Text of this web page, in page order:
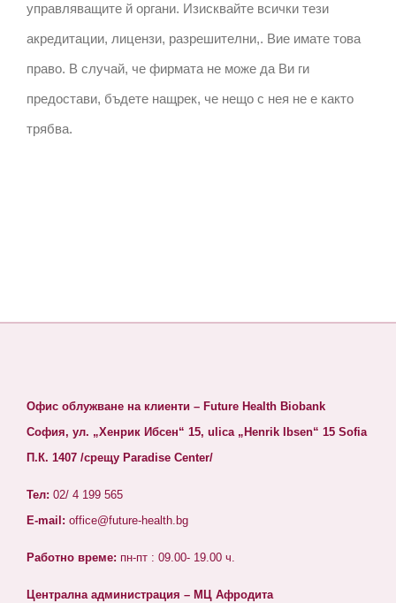
управляващите й органи. Изисквайте всички тези
акредитации, лицензи, разрешителни,. Вие имате това
право. В случай, че фирмата не може да Ви ги
предостави, бъдете нащрек, че нещо с нея не е както
трябва.
Офис облужване на клиенти – Future Health Biobank
София, ул. „Хенрик Ибсен“ 15, ulica „Henrik Ibsen“ 15 Sofia
П.К. 1407 /срещу Paradise Center/
Тел: 02/ 4 199 565
E-mail: office@future-health.bg
Работно време: пн-пт : 09.00- 19.00 ч.
Централна администрация – МЦ Афродита